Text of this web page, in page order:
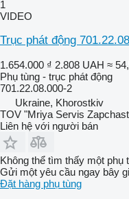
1
VIDEO
Trục phát động
1.654.000 ₫ 2.808 UAH ≈
Phụ tùng - trục phát động
701.22.08.000-2
Ukraine, Khorostkiv
TOV "Mriya Servis
Liên hệ với người bán
Không thể tìm thấy một phụ
Gửi một yêu cầu ngay bây
Đặt hàng phụ tùng